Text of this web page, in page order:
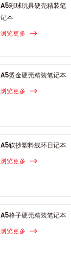
A5彩球玩具硬壳精装笔
记本
浏览更多
A5烫金硬壳精装笔记本
浏览更多
A5软抄塑料线环日记本
浏览更多
A5格子硬壳精装笔记本
浏览更多